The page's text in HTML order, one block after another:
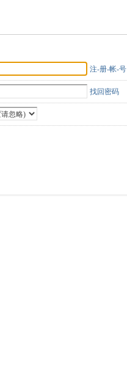
注-册-帐-号
找回密码